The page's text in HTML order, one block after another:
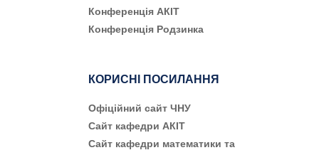
Конференція АКІТ
Конференція Родзинка
КОРИСНІ ПОСИЛАННЯ
Офіційний сайт ЧНУ
Сайт кафедри АКІТ
Сайт кафедри математики та